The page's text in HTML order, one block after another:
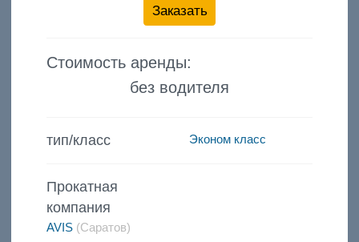
Заказать
Стоимость аренды:
без водителя
тип/класс Эконом класс
Прокатная
компания
AVIS(Саратов)